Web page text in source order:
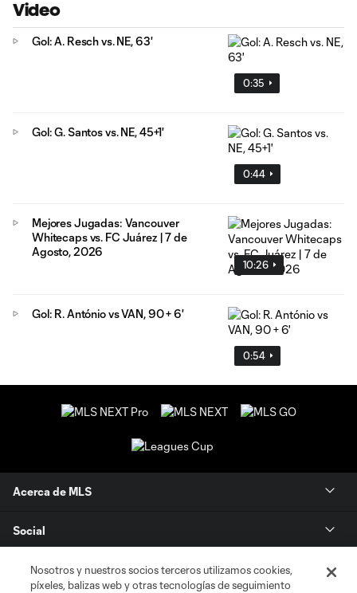
Video
0:35
Gol: A. Resch vs. NE, 63'
0:44
Gol: G. Santos vs. NE, 45+1'
10:26
Mejores Jugadas: Vancouver
Whitecaps vs. FC Juárez | 7 de
Agosto, 2026
0:54
Gol: R. António vs VAN, 90 + 6'
Acerca de MLS
Social
Tienda
Nosotros y nuestros socios terceros utilizamos cookies,
píxeles, balizas web y otras tecnologías de seguimiento